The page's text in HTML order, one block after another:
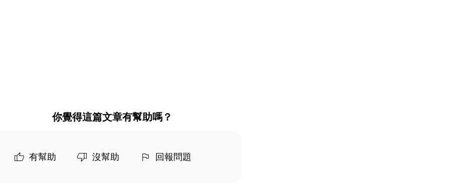
你覺得這篇文章有幫助嗎？
有幫助 沒幫助 回報問題